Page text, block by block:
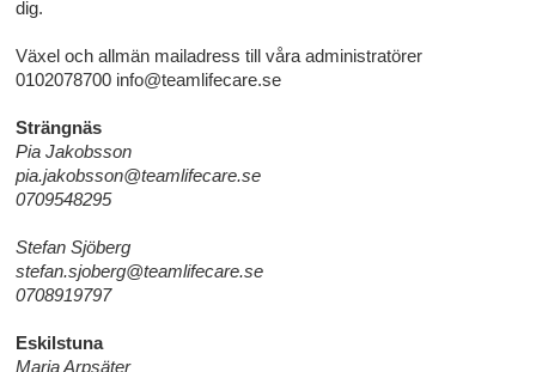
dig.
Växel och allmän mailadress till våra administratörer
0102078700 info@teamlifecare.se
Strängnäs
Pia Jakobsson
pia.jakobsson@teamlifecare.se
0709548295
Stefan Sjöberg
stefan.sjoberg@teamlifecare.se
0708919797
Eskilstuna
Maria Arpsäter